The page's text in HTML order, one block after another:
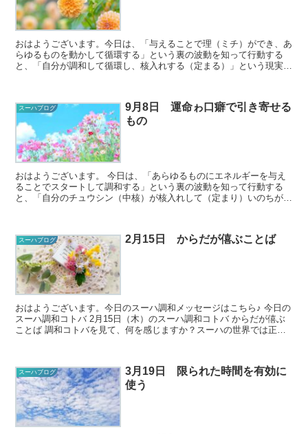
おはようございます。今日は、「与えることで理（ミチ）ができ、あ
らゆるものを動かして循環する」という裏の波動を知って行動する
と、「自分が調和して循環し、核入れする（定まる）」という現実が
スーハブログ
9月8日 運命ゎ口癖で引き寄せる
もの
おはようございます。 今日は、「あらゆるものにエネルギーを与え
ることでスタートして調和する」という裏の波動を知って行動する
と、「自分のチュウシン（中核）が核入れして（定まり）いのちが完
スーハブログ 2月15日 からだが僖ぶことば
おはようございます。今日のスーハ調和メッセージはこちら♪ 今日の
スーハ調和コトバ 2月15日（木）のスーハ調和コトバ からだが僖ぶ
ことば 調和コトバを見て、何を感じますか？スーハの世界では正解
スーハブログ
3月19日 限られた時間を有効に
使う